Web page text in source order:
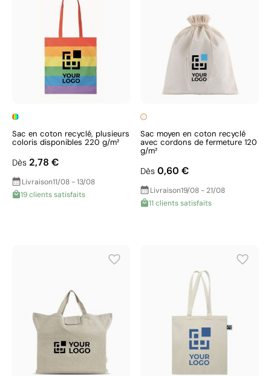
Sac en coton recyclé, plusieurs
coloris disponibles 220 g/m²
Dès 2,78 €
Livraison11/08 - 13/08
19 clients satisfaits
Sac moyen en coton recyclé
avec cordons de fermeture 120
g/m²
Dès 0,60 €
Livraison19/08 - 21/08
11 clients satisfaits